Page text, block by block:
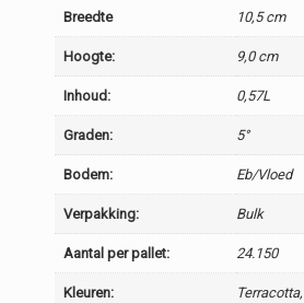
Breedte 10,5 cm
Hoogte: 9,0 cm
Inhoud: 0,57L
Graden: 5°
Bodem: Eb/Vloed
Verpakking: Bulk
Aantal per pallet: 24.150
Kleuren: